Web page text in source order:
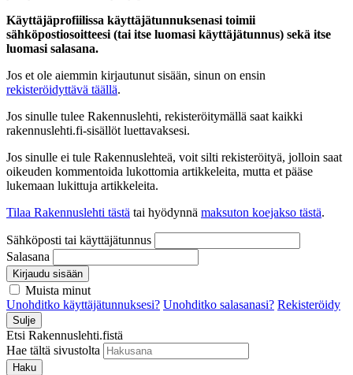
Käyttäjäprofiilissa käyttäjätunnuksenasi toimii
sähköpostiosoitteesi (tai itse luomasi käyttäjätunnus) sekä itse
luomasi salasana.
Jos et ole aiemmin kirjautunut sisään, sinun on ensin
rekisteröidyttävä täällä.
Jos sinulle tulee Rakennuslehti, rekisteröitymällä saat kaikki
rakennuslehti.fi-sisällöt luettavaksesi.
Jos sinulle ei tule Rakennuslehteä, voit silti rekisteröityä, jolloin saat
oikeuden kommentoida lukottomia artikkeleita, mutta et pääse
lukemaan lukittuja artikkeleita.
Tilaa Rakennuslehti tästä tai hyödynnä maksuton koejakso tästä.
Sähköposti tai käyttäjätunnus
Salasana
Kirjaudu sisään
Muista minut
Unohditko käyttäjätunnuksesi? Unohditko salasanasi? Rekisteröidy
Sulje
Etsi Rakennuslehti.fistä
Hae tältä sivustolta
Haku